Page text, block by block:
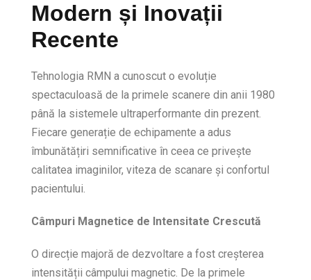
Modern și Inovații
Recente
Tehnologia RMN a cunoscut o evoluție
spectaculoasă de la primele scanere din anii 1980
până la sistemele ultraperformante din prezent.
Fiecare generație de echipamente a adus
îmbunătățiri semnificative în ceea ce privește
calitatea imaginilor, viteza de scanare și confortul
pacientului.
Câmpuri Magnetice de Intensitate Crescută
O direcție majoră de dezvoltare a fost creșterea
intensității câmpului magnetic. De la primele